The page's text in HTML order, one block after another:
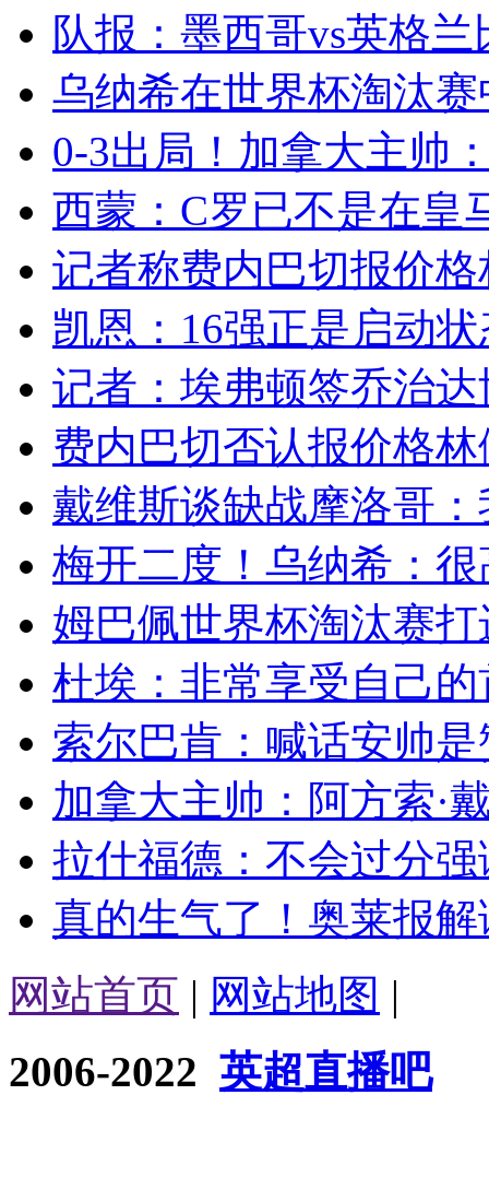
队报：墨西哥vs英格
乌纳希在世界杯淘汰
0-3出局！加拿大主帅
西蒙：C罗已不是在皇
记者称费内巴切报价
凯恩：16强正是启动
记者：埃弗顿签乔治
费内巴切否认报价格
戴维斯谈缺战摩洛哥
梅开二度！乌纳希：
姆巴佩世界杯淘汰赛
杜埃：非常享受自己
索尔巴肯：喊话安帅
加拿大主帅：阿方索·
拉什福德：不会过分
真的生气了！奥莱报
网站首页 | 网站地图 |
2006-2022 英超直播吧